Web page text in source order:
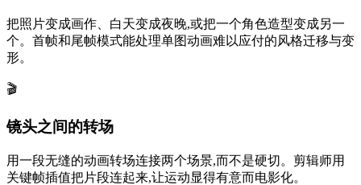
把照片变成画作、白天变成夜晚,或把一个角色造型变成另一
个。首帧和尾帧模式能处理单图动画难以应付的风格迁移与变
形。
🎬
镜头之间的转场
用一段无缝的动画转场连接两个场景,而不是硬切。剪辑师用
关键帧插值把片段连起来,让运动显得有意而电影化。